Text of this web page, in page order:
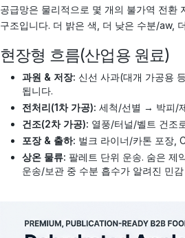
공급망은 물리적으로 몇 개의 불가역 전환
구조입니다. 더 밝은 색, 더 낮은 수분/aw,
현장형 흐름(산업용 원료)
과원 & 저장: 신선 사과(대개 가공용
됩니다.
전처리(1차 가공): 세척/선별 → 박피/
건조(2차 가공): 열풍/터널/벨트 건조
포장 & 출하: 벌크 라이너/카톤 포장,
상온 물류: 팔레트 단위 운송. 숨은 제
운송/보관 중 수분 흡수가 알려진 민